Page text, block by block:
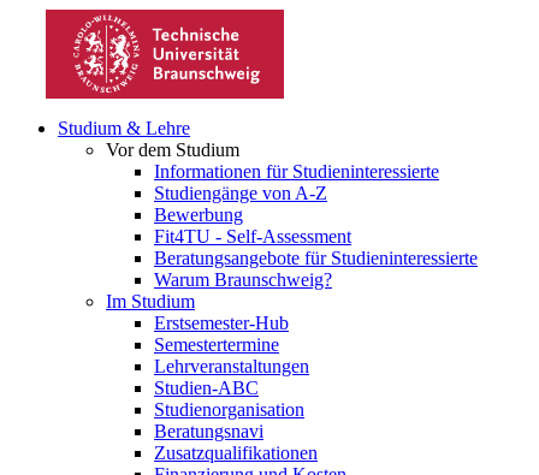
Studium & Lehre
Vor dem Studium
Informationen für Studieninteressierte
Studiengänge von A-Z
Bewerbung
Fit4TU - Self-Assessment
Beratungsangebote für Studieninteressierte
Warum Braunschweig?
Im Studium
Erstsemester-Hub
Semestertermine
Lehrveranstaltungen
Studien-ABC
Studienorganisation
Beratungsnavi
Zusatzqualifikationen